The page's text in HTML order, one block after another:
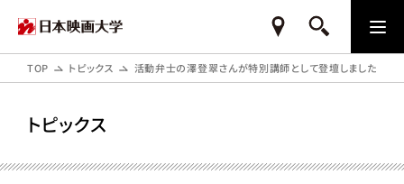
TOP トピックス 活動弁士の澤登翠さんが特別講師として登壇しました
トピックス